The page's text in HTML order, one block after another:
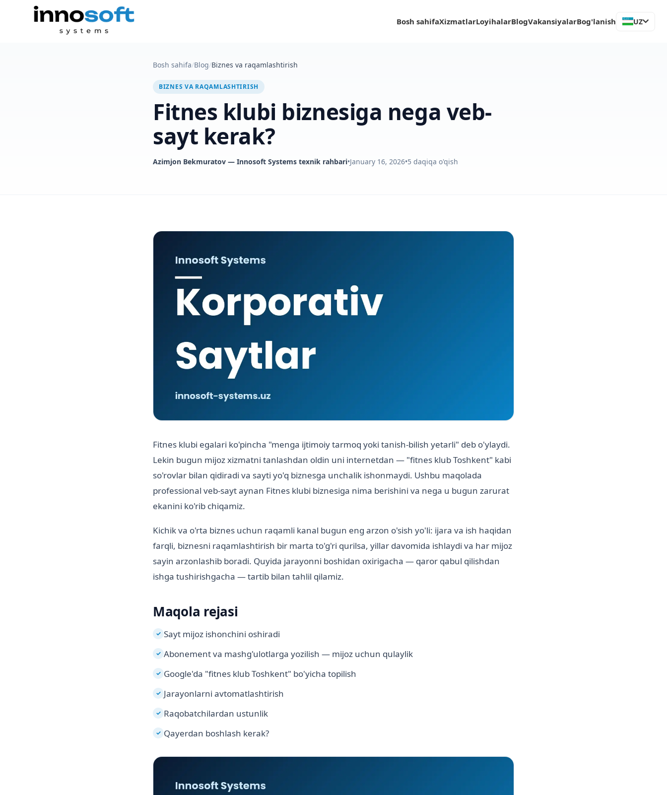
Bosh sahifaXizmatlarLoyihalarBlogVakansiyalarBog'lanish UZ
Bosh sahifa/Blog/Biznes va raqamlashtirish
BIZNES VA RAQAMLASHTIRISH
Fitnes klubi biznesiga nega veb-
sayt kerak?
Azimjon Bekmuratov — Innosoft Systems texnik rahbari•January 16, 2026•5 daqiqa o'qish
Fitnes klubi egalari ko'pincha "menga ijtimoiy tarmoq yoki tanish-bilish yetarli" deb o'ylaydi.
Lekin bugun mijoz xizmatni tanlashdan oldin uni internetdan — "fitnes klub Toshkent" kabi
so'rovlar bilan qidiradi va sayti yo'q biznesga unchalik ishonmaydi. Ushbu maqolada
professional veb-sayt aynan Fitnes klubi biznesiga nima berishini va nega u bugun zarurat
ekanini ko'rib chiqamiz.
Kichik va o'rta biznes uchun raqamli kanal bugun eng arzon o'sish yo'li: ijara va ish haqidan
farqli, biznesni raqamlashtirish bir marta to'g'ri qurilsa, yillar davomida ishlaydi va har mijoz
sayin arzonlashib boradi. Quyida jarayonni boshidan oxirigacha — qaror qabul qilishdan
ishga tushirishgacha — tartib bilan tahlil qilamiz.
Maqola rejasi
✓ Sayt mijoz ishonchini oshiradi
✓ Abonement va mashg'ulotlarga yozilish — mijoz uchun qulaylik
✓ Google'da "fitnes klub Toshkent" bo'yicha topilish
✓ Jarayonlarni avtomatlashtirish
✓ Raqobatchilardan ustunlik
✓ Qayerdan boshlash kerak?